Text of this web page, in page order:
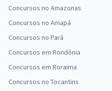
Concursos no Amazonas
Concursos no Amapá
Concursos no Pará
Concursos em Rondônia
Concursos em Roraima
Concursos no Tocantins